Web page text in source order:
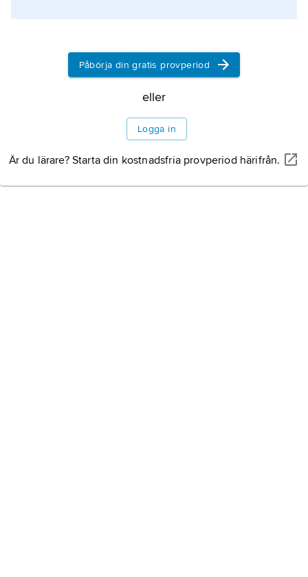
Information om artikeln
Påbörja din gratis provperiod
eller
Logga in
Är du lärare? Starta din kostnadsfria provperiod härifrån.